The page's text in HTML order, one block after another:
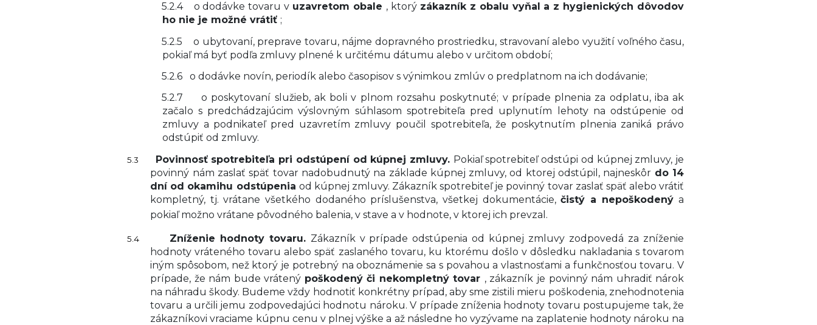
5.2.4
o dodávke tovaru v uzavretom obale , ktorý zákazník z obalu vyňal a z hygienických dôvodov
ho nie je možné vrátiť ;
5.2.5
o ubytovaní, preprave tovaru, nájme dopravného prostriedku, stravovaní alebo využití voľného času,
pokiaľ má byť podľa zmluvy plnené k určitému dátumu alebo v určitom období;
5.2.6
o dodávke novín, periodík alebo časopisov s výnimkou zmlúv o predplatnom na ich dodávanie;
5.2.7
o poskytovaní služieb, ak boli v plnom rozsahu poskytnuté; v prípade plnenia za odplatu, iba ak
začalo s predchádzajúcim výslovným súhlasom spotrebiteľa pred uplynutím lehoty na odstúpenie od
zmluvy a podnikateľ pred uzavretím zmluvy poučil spotrebiteľa, že poskytnutím plnenia zaniká právo
odstúpiť od zmluvy.
5.3 Povinnosť spotrebiteľa pri odstúpení od kúpnej zmluvy. Pokiaľ spotrebiteľ odstúpi od kúpnej zmluvy, je
povinný nám zaslať späť tovar nadobudnutý na základe kúpnej zmluvy, od ktorej odstúpil, najneskôr do 14
dní od okamihu odstúpenia od kúpnej zmluvy. Zákazník spotrebiteľ je povinný tovar zaslať späť alebo vrátiť
kompletný, tj. vrátane všetkého dodaného príslušenstva, všetkej dokumentácie,čistý a nepoškodenýa
pokiaľ možno vrátane pôvodného balenia, v stave a v hodnote, v ktorej ich prevzal.
5.4 Zníženie hodnoty tovaru. Zákazník v prípade odstúpenia od kúpnej zmluvy zodpovedá za zníženie
hodnoty vráteného tovaru alebo späť zaslaného tovaru, ku ktorému došlo v dôsledku nakladania s tovarom
iným spôsobom, než ktorý je potrebný na oboznámenie sa s povahou a vlastnosťami a funkčnosťou tovaru. V
prípade, že nám bude vrátený poškodený či nekompletný tovar , zákazník je povinný nám uhradiť nárok
na náhradu škody. Budeme vždy hodnotiť konkrétny prípad, aby sme zistili mieru poškodenia, znehodnotenia
tovaru a určili jemu zodpovedajúci hodnotu nároku. V prípade zníženia hodnoty tovaru postupujeme tak, že
zákazníkovi vraciame kúpnu cenu v plnej výške a až následne ho vyzývame na zaplatenie hodnoty nároku na